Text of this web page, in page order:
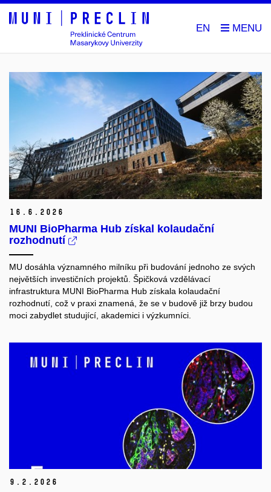
EN
16. 6. 2026
MUNI BioPharma Hub získal kolaudační
rozhodnutí
MU dosáhla významného milníku při budování jednoho ze svých
největších investičních projektů. Špičková vzdělávací
infrastruktura MUNI BioPharma Hub získala kolaudační
rozhodnutí, což v praxi znamená, že se v budově již brzy budou
moci zabydlet studující, akademici i výzkumníci.
9. 2. 2026